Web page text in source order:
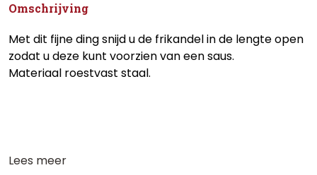
Omschrijving
Met dit fijne ding snijd u de frikandel in de lengte open
zodat u deze kunt voorzien van een saus.
Materiaal roestvast staal.
Lees meer